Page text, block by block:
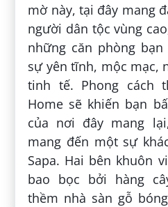
mờ này, tại đây mang
người dân tộc vùng
những căn phòng
sự yên tĩnh, mộc mạc,
tinh tế. Phong cách
Home sẽ khiến bạn
của nơi đây mang
mang đến một sự
Sapa. Hai bên khuôn
bao bọc bởi hàng
thềm nhà sàn gỗ